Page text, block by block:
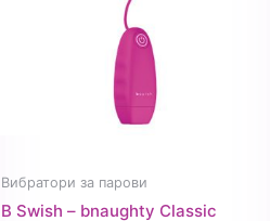
Вибратори за парови
B Swish – bnaughty Classic